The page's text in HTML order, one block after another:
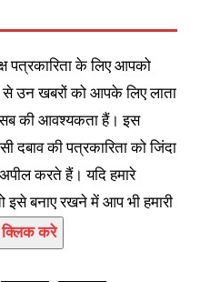
पत्रकारिता के लिए आपको
उन खबरों को आपके लिए लाता
सब की आवश्यकता हैं। इस
दबाव की पत्रकारिता को जिंदा
करते हैं। यदि हमारे
इसे बनाए रखने में आप भी हमारी
क्लिक करे